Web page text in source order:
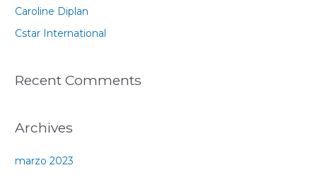
r
:
Caroline Diplan
Cstar International
Recent Comments
Archives
marzo 2023